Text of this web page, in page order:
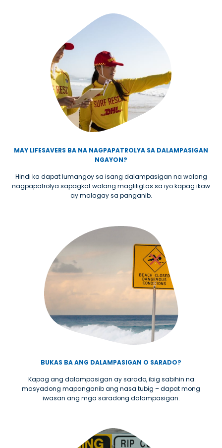
MAY LIFESAVERS BA NA NAGPAPATROLYA SA DALAMPASIGAN
NGAYON?
Hindi ka dapat lumangoy sa isang dalampasigan na walang
nagpapatrolya sapagkat walang magliligtas sa iyo kapag ikaw
ay malagay sa panganib.
BUKAS BA ANG DALAMPASIGAN O SARADO?
Kapag ang dalampasigan ay sarado, ibig sabihin na
masyadong mapanganib ang nasa tubig – dapat mong
iwasan ang mga saradong dalampasigan.